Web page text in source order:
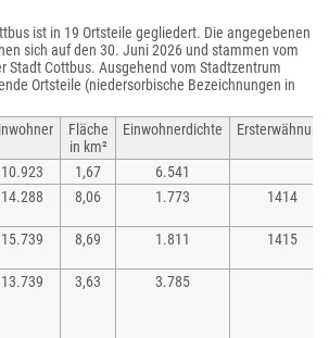
ist in 19 Ortsteile gegliedert. Die angegebenen
sich auf den 30. Juni 2026 und stammen vom
Stadt Cottbus. Ausgehend vom Stadtzentrum
Ortsteile (niedersorbische Bezeichnungen in
Fläche
in km²
Einwohnerdichte Ersterwähnung
10.923 1,67
6.541
14.288 8,06 1.773 1414
15.739 8,69 1.811 1415
13.739 3,63 3.785